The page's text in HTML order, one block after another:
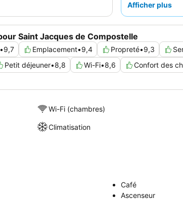
vraiment
Afficher plus
Saint Jacques de Compostelle
•9,7 Emplacement•9,4 Propreté•9,3
Petit déjeuner•8,8 Wi-Fi•8,6 Confort des
Wi-Fi (chambres)
Climatisation
Café
Ascenseur